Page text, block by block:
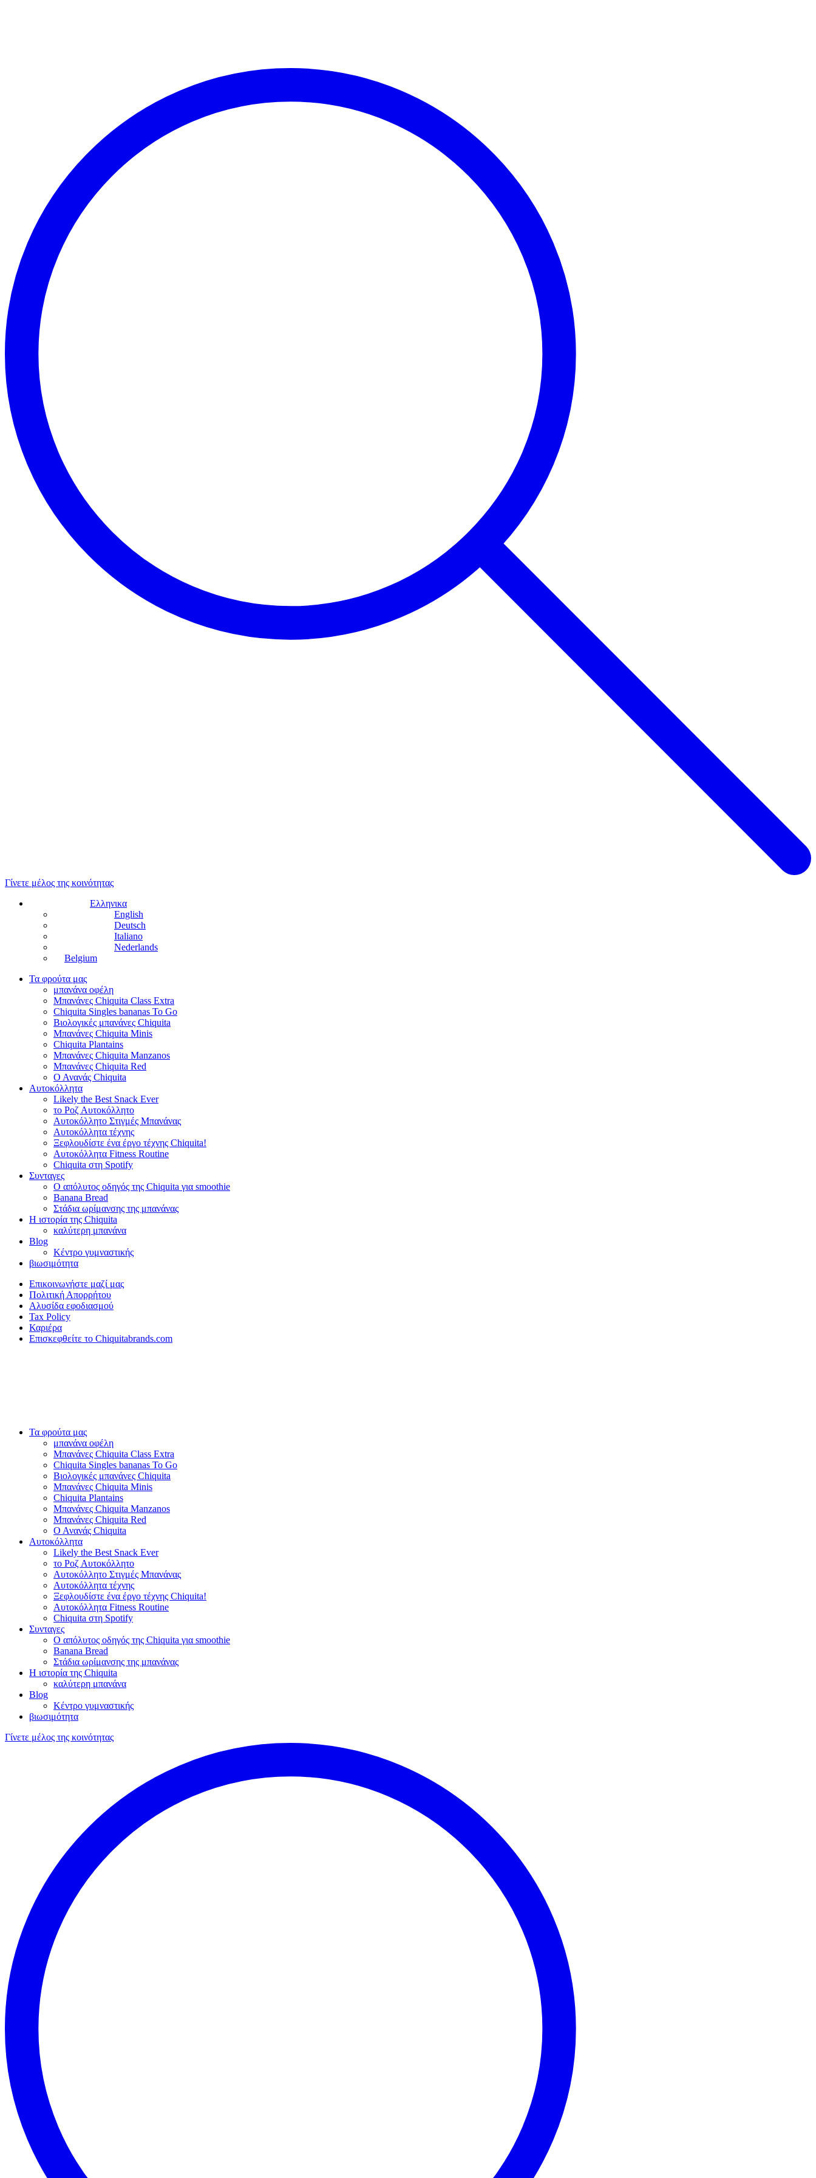
Γίνετε μέλος της κοινότητας
Ελληνικα
English
Deutsch
Italiano
Nederlands
Belgium
Τα φρούτα μας
μπανάνα οφέλη
Μπανάνες Chiquita Class Extra
Chiquita Singles bananas To Go
Βιολογικές μπανάνες Chiquita
Μπανάνες Chiquita Minis
Chiquita Plantains
Μπανάνες Chiquita Manzanos
Μπανάνες Chiquita Red
Ο Ανανάς Chiquita
Αυτοκόλλητα
Likely the Best Snack Ever
το Ροζ Αυτοκόλλητο
Αυτοκόλλητο Στιγμές Μπανάνας
Αυτοκόλλητα τέχνης
Ξεφλουδίστε ένα έργο τέχνης Chiquita!
Αυτοκόλλητα Fitness Routine
Chiquita στη Spotify
Συνταγες
Ο απόλυτος οδηγός της Chiquita για smoothie
Banana Bread
Στάδια ωρίμανσης της μπανάνας
Η ιστορία της Chiquita
καλύτερη μπανάνα
Blog
Κέντρο γυμναστικής
βιωσιμότητα
Επικοινωνήστε μαζί μας
Πολιτική Απορρήτου
Αλυσίδα εφοδιασμού
Tax Policy
Καριέρα
Επισκεφθείτε το Chiquitabrands.com
Τα φρούτα μας
μπανάνα οφέλη
Μπανάνες Chiquita Class Extra
Chiquita Singles bananas To Go
Βιολογικές μπανάνες Chiquita
Μπανάνες Chiquita Minis
Chiquita Plantains
Μπανάνες Chiquita Manzanos
Μπανάνες Chiquita Red
Ο Ανανάς Chiquita
Αυτοκόλλητα
Likely the Best Snack Ever
το Ροζ Αυτοκόλλητο
Αυτοκόλλητο Στιγμές Μπανάνας
Αυτοκόλλητα τέχνης
Ξεφλουδίστε ένα έργο τέχνης Chiquita!
Αυτοκόλλητα Fitness Routine
Chiquita στη Spotify
Συνταγες
Ο απόλυτος οδηγός της Chiquita για smoothie
Banana Bread
Στάδια ωρίμανσης της μπανάνας
Η ιστορία της Chiquita
καλύτερη μπανάνα
Blog
Κέντρο γυμναστικής
βιωσιμότητα
Γίνετε μέλος της κοινότητας